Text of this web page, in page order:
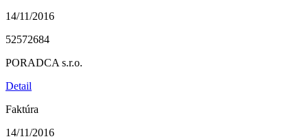
14/11/2016
52572684
PORADCA s.r.o.
Detail
Faktúra
14/11/2016